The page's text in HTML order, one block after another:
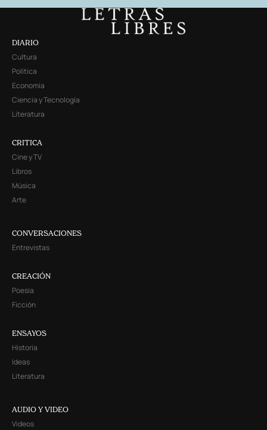
DIARIO
Cultura
Política
Economía
Ciencia y Tecnología
Literatura
CRITICA
Cine y TV
Libros
Música
Arte
CONVERSACIONES
Entrevistas
CREACIÓN
Poesía
Ficción
ENSAYOS
Historia
Ideas
Literatura
AUDIO Y VIDEO
Videos